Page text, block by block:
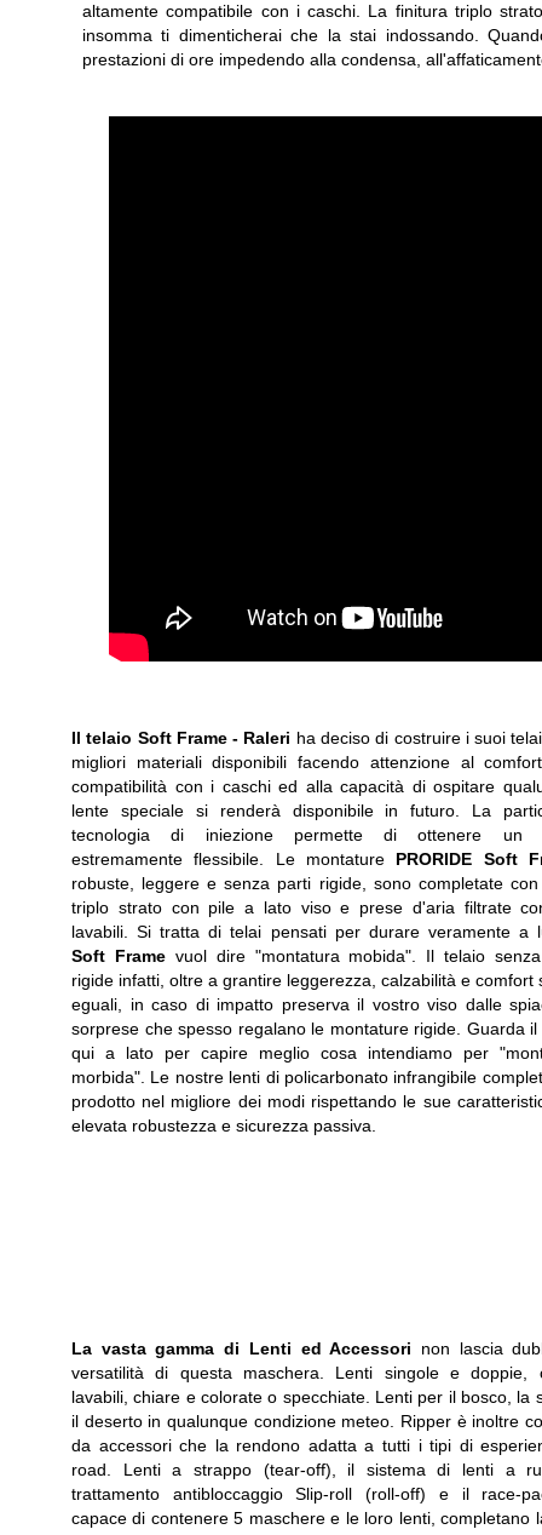
altamente compatibile con i caschi. La finitura triplo
insomma ti dimenticherai che la stai indossando.
prestazioni di ore impedendo alla condensa,
Il telaio Soft Frame - Raleri ha deciso di costruire i suoi
migliori materiali disponibili facendo attenzione al
compatibilità con i caschi ed alla capacità di ospitare
lente speciale si renderà disponibile in futuro. La
tecnologia di iniezione permette di ottenere un
estremamente flessibile. Le montature PRORIDE Soft
robuste, leggere e senza parti rigide, sono completate
triplo strato con pile a lato viso e prese d'aria filtrate
lavabili. Si tratta di telai pensati per durare veramente a
Soft Framevuol dire "montatura mobida". Il telaio
rigide infatti, oltre a grantire leggerezza, calzabilità e comfort
eguali, in caso di impatto preserva il vostro viso dalle
sorprese che spesso regalano le montature rigide. Guarda il
qui a lato per capire meglio cosa intendiamo per
morbida". Le nostre lenti di policarbonato infrangibile
prodotto nel migliore dei modi rispettando le sue
elevata robustezza e sicurezza passiva.
La vasta gamma di Lenti ed Accessori non lascia
versatilità di questa maschera. Lenti singole e doppie,
lavabili, chiare e colorate o specchiate. Lenti per il bosco, la
il deserto in qualunque condizione meteo. Ripper è inoltre
da accessori che la rendono adatta a tutti i tipi di
road. Lenti a strappo (tear-off), il sistema di lenti a
trattamento antibloccaggio Slip-roll (roll-off) e il race-
capace di contenere 5 maschere e le loro lenti, completano